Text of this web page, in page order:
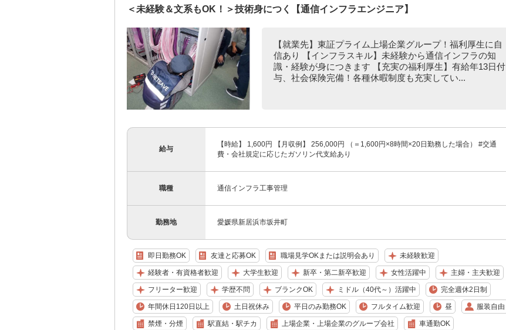
＜未経験＆文系もOK！＞技術身につく【通信インフラエンジニア】
【就業先】東証プライム上場企業グループ！福利厚生に自
信あり 【インフラスキル】未経験から通信インフラの知
識・経験が身につきます 【充実の福利厚生】有給年13日付
与、社会保険完備！各種休暇制度も充実してい...
給与
【時給】 1,600円 【月収例】 256,000円 （＝1,600円×8時間×20日勤務した場合） #交通
費・会社規定に応じたガソリン代支給あり
職種 通信インフラ工事管理
勤務地 愛媛県新居浜市坂井町
即日勤務OK 友達と応募OK 職場見学OKまたは説明会あり 未経験歓迎
経験者・有資格者歓迎 大学生歓迎 新卒・第二新卒歓迎 女性活躍中 主婦・主夫歓迎
フリーター歓迎 学歴不問 ブランクOK ミドル（40代～）活躍中 完全週休2日制
年間休日120日以上 土日祝休み 平日のみ勤務OK フルタイム歓迎 昼 服装自由
禁煙・分煙 駅直結・駅チカ 上場企業・上場企業のグループ会社 車通勤OK